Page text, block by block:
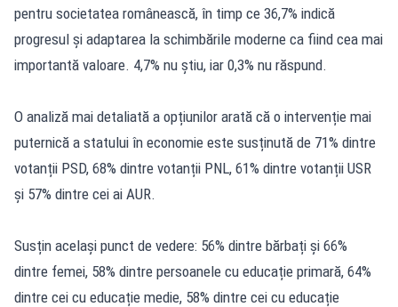
pentru societatea românească, în timp ce 36,7% indică
progresul și adaptarea la schimbările moderne ca fiind cea mai
importantă valoare. 4,7% nu știu, iar 0,3% nu răspund.
O analiză mai detaliată a opțiunilor arată că o intervenție mai
puternică a statului în economie este susținută de 71% dintre
votanții PSD, 68% dintre votanții PNL, 61% dintre votanții USR
și 57% dintre cei ai AUR.
Susțin același punct de vedere: 56% dintre bărbați și 66%
dintre femei, 58% dintre persoanele cu educație primară, 64%
dintre cei cu educație medie, 58% dintre cei cu educație